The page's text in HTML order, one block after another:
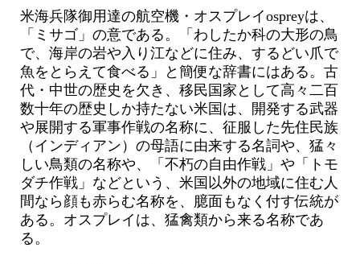
米海兵隊御用達の航空機・オスプレイospreyは、
「ミサゴ」の意である。「わしたか科の大形の鳥
で、海岸の岩や入り江などに住み、するどい爪で
魚をとらえて食べる」と簡便な辞書にはある。古
代・中世の歴史を欠き、移民国家として高々二百
数十年の歴史しか持たない米国は、開発する武器
や展開する軍事作戦の名称に、征服した先住民族
（インディアン）の母語に由来する名詞や、猛々
しい鳥類の名称や、「不朽の自由作戦」や「トモ
ダチ作戦」などという、米国以外の地域に住む人
間なら顔も赤らむ名称を、臆面もなく付す伝統が
ある。オスプレイは、猛禽類から来る名称であ
る。